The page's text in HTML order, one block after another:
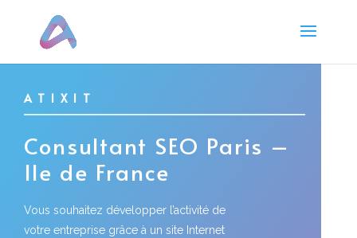
ATIXIT
Consultant SEO Paris –
Ile de France
Vous souhaitez développer l’activité de
votre entreprise grâce à un site Internet